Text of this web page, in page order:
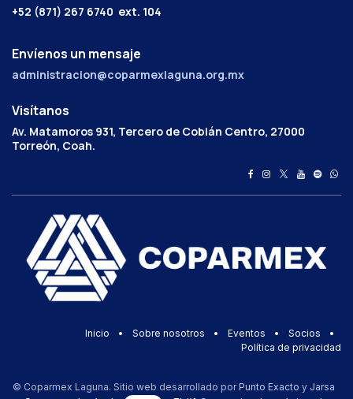
+52 (871) 267 6740 ext. 104
Envíenos un mensaje
administracion@coparmexlaguna.org.mx
Visítanos
Av. Matamoros 931, Tercero de Cobián Centro, 27000
Torreón, Coah.
Inicio • Sobre nosotros • Eventos • Socios
•
Política de privacidad
© Coparmex Laguna. Sitio web desarrollado por Punto Exacto y Jarsa